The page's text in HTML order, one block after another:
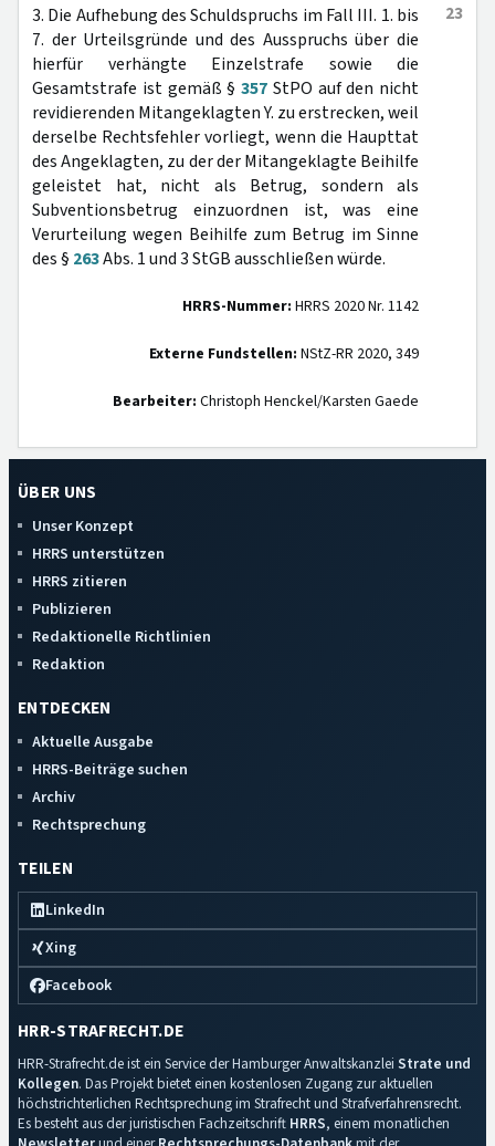
23
3. Die Aufhebung des Schuldspruchs im Fall III. 1. bis
7. der Urteilsgründe und des Ausspruchs über die
hierfür verhängte Einzelstrafe sowie die
Gesamtstrafe ist gemäß § 357 StPO auf den nicht
revidierenden Mitangeklagten Y. zu erstrecken, weil
derselbe Rechtsfehler vorliegt, wenn die Haupttat
des Angeklagten, zu der der Mitangeklagte Beihilfe
geleistet hat, nicht als Betrug, sondern als
Subventionsbetrug einzuordnen ist, was eine
Verurteilung wegen Beihilfe zum Betrug im Sinne
des § 263Abs. 1 und 3 StGB ausschließen würde.
HRRS-Nummer: HRRS 2020 Nr. 1142
Externe Fundstellen: NStZ-RR 2020, 349
Bearbeiter: Christoph Henckel/Karsten Gaede
ÜBER UNS
Unser Konzept
HRRS unterstützen
HRRS zitieren
Publizieren
Redaktionelle Richtlinien
Redaktion
ENTDECKEN
Aktuelle Ausgabe
HRRS-Beiträge suchen
Archiv
Rechtsprechung
TEILEN
LinkedIn
Xing
Facebook
HRR-STRAFRECHT.DE
HRR-Strafrecht.de ist ein Service der Hamburger Anwaltskanzlei Strate und
Kollegen. Das Projekt bietet einen kostenlosen Zugang zur aktuellen
höchstrichterlichen Rechtsprechung im Strafrecht und Strafverfahrensrecht.
Es besteht aus der juristischen Fachzeitschrift HRRS, einem monatlichen